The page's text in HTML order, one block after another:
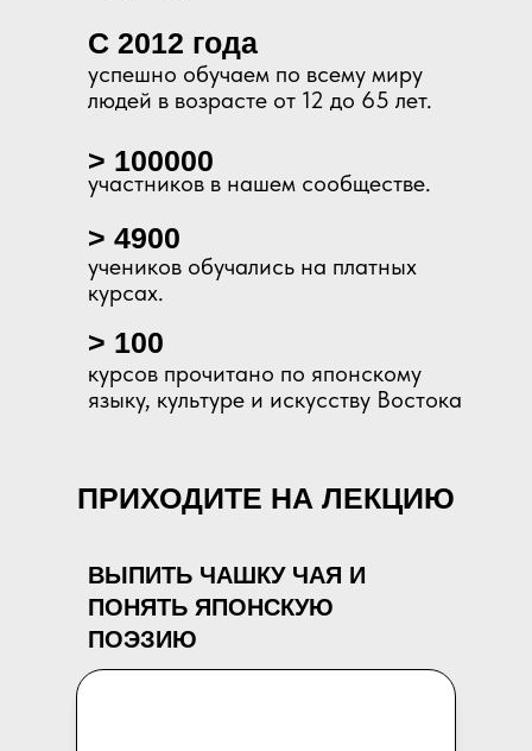
С 2012 года
успешно обучаем по всему миру
людей в возрасте от 12 до 65 лет.
> 100000
> 100
> 4900
участников в нашем сообществе.
учеников обучались на платных
курсах.
курсов прочитано по японскому
языку, культуре и искусству Востока
ПРИХОДИТЕ НА ЛЕКЦИЮ
ВЫПИТЬ ЧАШКУ ЧАЯ И
ПОНЯТЬ ЯПОНСКУЮ
ПОЭЗИЮ